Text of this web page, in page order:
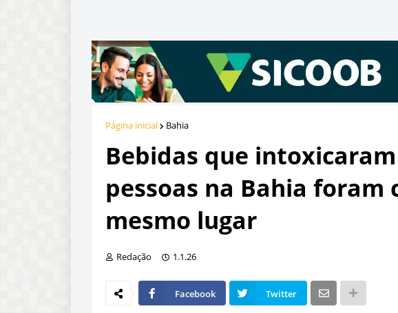
Página inicial Bahia
Bebidas que
pessoas na Bahia foram
mesmo lugar
Redação 1.1.26
Facebook Twitter